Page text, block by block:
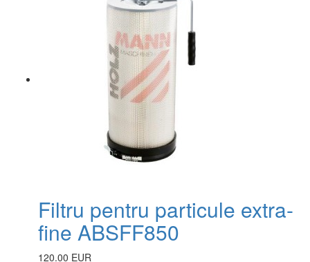
Filtru pentru particule extra-
fine ABSFF850
120.00 EUR